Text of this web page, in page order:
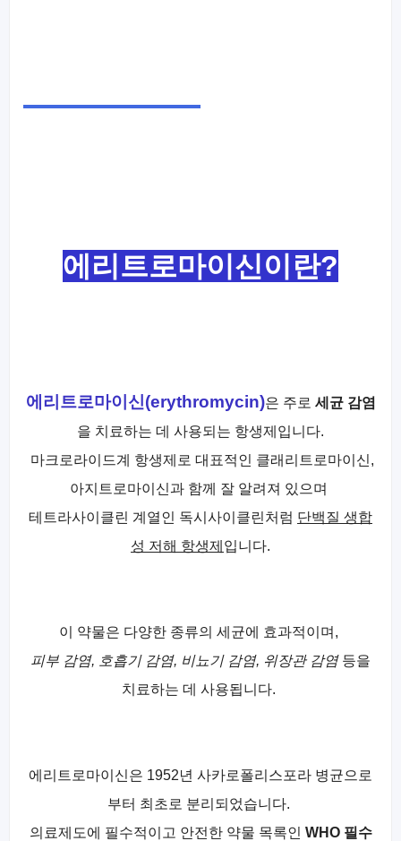
에리트로마이신이란?
에리트로마이신(erythromycin)은 주로 세균 감염
을 치료하는 데 사용되는 항생제입니다.
마크로라이드계 항생제로 대표적인 클래리트로마이신,
아지트로마이신과 함께 잘 알려져 있으며
테트라사이클린 계열인 독시사이클린처럼 단백질 생합
성 저해 항생제 입니다.
이 약물은 다양한 종류의 세균에 효과적이며,
피부 감염, 호흡기 감염, 비뇨기 감염, 위장관 감염등을
치료하는 데 사용됩니다.
에리트로마이신은 1952년 사카로폴리스포라 병균으로
부터 최초로 분리되었습니다.
의료제도에 필수적이고 안전한 약물 목록인 WHO 필수